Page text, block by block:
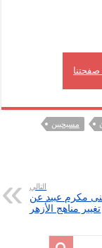
مسيحيين
التالي
مكرم عبيد عن
تغيير مناهج الأزهر